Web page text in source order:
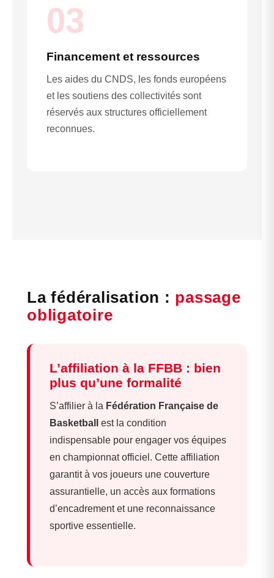
03
Financement et ressources
Les aides du CNDS, les fonds européens
et les soutiens des collectivités sont
réservés aux structures officiellement
reconnues.
La fédéralisation : passage
obligatoire
L’affiliation à la FFBB : bien
plus qu’une formalité
S’affilier à la Fédération Française de
Basketball
est la condition
indispensable pour engager vos équipes
en championnat officiel. Cette affiliation
garantit à vos joueurs une couverture
assurantielle, un accès aux formations
d’encadrement et une reconnaissance
sportive essentielle.